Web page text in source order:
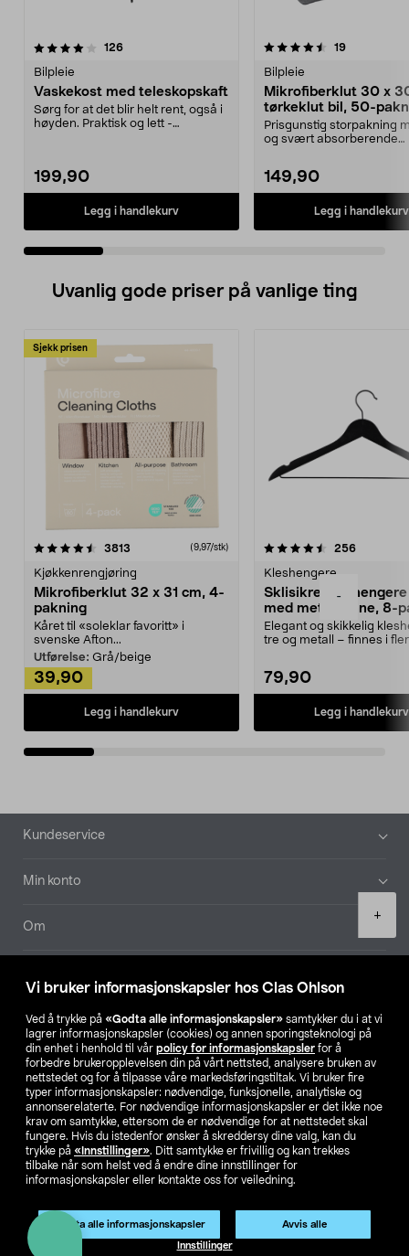
Vi bruker informasjonskapsler hos Clas Ohlson
Ved å trykke på «Godta alle informasjonskapsler» samtykker du i at vi
lagrer informasjonskapsler (cookies) og annen sporingsteknologi på
din enhet i henhold til vår policy for informasjonskapsler for å
forbedre brukeropplevelsen din på vårt nettsted, analysere bruken av
nettstedet og for å tilpasse våre markedsføringstiltak. Vi bruker fire
typer informasjonskapsler: nødvendige, funksjonelle, analytiske og
annonserelaterte. For nødvendige informasjonskapsler er det ikke noe
krav om samtykke, ettersom de er nødvendige for at nettstedet skal
fungere. Hvis du istedenfor ønsker å skreddersy dine valg, kan du
trykke på «Innstillinger». Ditt samtykke er frivillig og kan trekkes
tilbake når som helst ved å endre dine innstillinger for
informasjonskapsler eller kontakte oss for veiledning.
Godta alle informasjonskapsler Avvis alle
Innstillinger
-
+
Legg i handlekurv
126anmeldelser
Bilpleie
Vaskekost med teleskopskaft
Sørg for at det blir helt rent, også i
høyden. Praktisk og lett -
199,90
Legg i handlekurv
4.5 av 5 stjerner 19anmeldelser
Bilpleie
Mikrofiberklut 30 x
tørkeklut bil, 50-
Prisgunstig storpakning
og svært absorberende
149,90
Legg i handlekurv
4.5 av 5 stjerner
Uvanlig gode priser på vanlige ting
Sjekk prisen
3813 anmeldelser(9,97/stk)
Kjøkkenrengjøring
Mikrofiberklut 32 x 31 cm, 4-
pakning
Kåret til «soleklar favoritt» i
svenske Afton...
Utførelse: Grå/beige
39,90
Legg i handlekurv
4.5av 5 stjerner 256
Kleshengere
Sklisikre
med metallpinne, 8-
Elegant og skikkelig
tre og metall – finnes i
79,90
Legg i handlekurv
4.5av 5 stjerner
Bunntekst
Kundeservice
Min konto
Om
Våre selskaper
Finn din butikk
SE NO FI
Privacy statement Medlemsvilkår Kjøpsvilkår
For bedrifter
Endre til priser ekskl. moms